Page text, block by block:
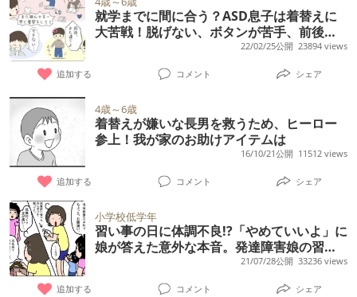
もいるのであまり騒がせたくないこともあ
り、やむを得ず渡す時もあります。 とにかく
お金使いがどうにもなりません。 学校もたま
にサボったりしてます。 毎月のお小遣い（中
学生の平均金額）もすぐに使い切り、お年玉
もあっという間に使い切ってしまいました。
ほとんどが仲のいい友達との飲食代みたいで
す。 お金の使い道は言いたがらないか、ごま
かします。 運良く公立の高校に受かったので
春から高校生になるのですが、アルバイトす
るとか言ってますが、当てになりません。 児
相での面談でも対策を考えてもらっています
が、自宅では相変わらずの酷い態度です。 や
はりまた児相の施設に無理やり預かっていた
になりおもちゃを触るように指差しするだけ
で、遠くのものを指すことはない ・名前を呼
んでもテレビやおもちゃに集中してると無
視、呼んで振り返っても名前で振り返ったの
か声が聞こえたから振り返ったのかわからな
い ・耳を異常に触る ・模倣をする時としない
行動がある ・音が鳴るおもちゃを持っていな
い時でもそのおもちゃがある時みたいに、歩
く時に手を上下に2、3回やることがある など
など不安になることがたくさんあります。運
動面は標準、個人差が大きいのもわかってい
ますが心配です。同じような人がいたら嬉し
いです。
就学までに間に合う？ASD息子は着替えに
大苦戦！脱げない、ボタンが苦手、前後が
分からない…！解決策のヒントは
22/02/25公開 23894 views
追加する コメント シェア
4歳～6歳
着替えが嫌いな長男を救うため、ヒーロー
参上！我が家のお助けアイテムは
16/10/21公開 11512 views
追加する コメント シェア
小学校低学年
習い事の日に体調不良!?「やめていいよ」に
娘が答えた意外な本音。発達障害娘の習い
21/07/28公開 33236 views
追加する コメント シェア